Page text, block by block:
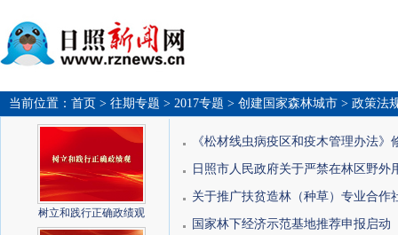
当前位置： 首页 > 往期专题 > 2017专题 > 创建国家森林城市 > 政策法
树立和践行正确政绩观
《松材线虫病疫区和疫木管理办法》
日照市人民政府关于严禁在林区野外
关于推广扶贫造林（种草）专业合作
国家林下经济示范基地推荐申报启动